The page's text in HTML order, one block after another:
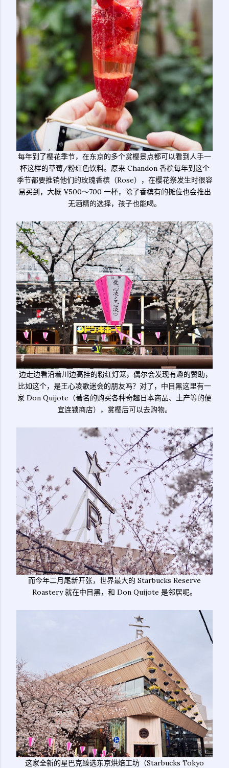
每年到了樱花季节，在东京的多个赏樱景点都可以看到人手一
杯这样的草莓/粉红色饮料。原来 Chandon 香槟每年到这个
季节都要推销他们的玫瑰香槟（Rose），在樱花祭发生时很容
易买到，大概 ¥500～700 一杯，除了香槟有的摊位也会推出
无酒精的选择，孩子也能喝。
边走边看沿着川边高挂的粉红灯笼，偶尔会发现有趣的赞助，
比如这个，是王心凌歌迷会的朋友吗？对了，中目黑这里有一
家 Don Quijote（著名的购买各种奇趣日本商品、土产等的便
宜连锁商店），赏樱后可以去购物。
而今年二月尾新开张，世界最大的 Starbucks Reserve
Roastery 就在中目黑，和 Don Quijote 是邻居呢。
这家全新的星巴克臻选东京烘焙工坊（Starbucks Tokyo